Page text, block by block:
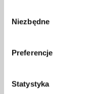
zgody
Niezbędne
Preferencje
Statystyka